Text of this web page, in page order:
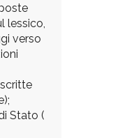
lessico,
verso
Stato (